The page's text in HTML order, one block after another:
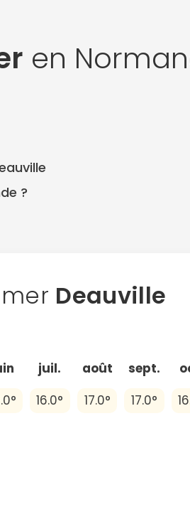
en
?
Deauville
juil. août sept.
16.0° 17.0° 17.0°